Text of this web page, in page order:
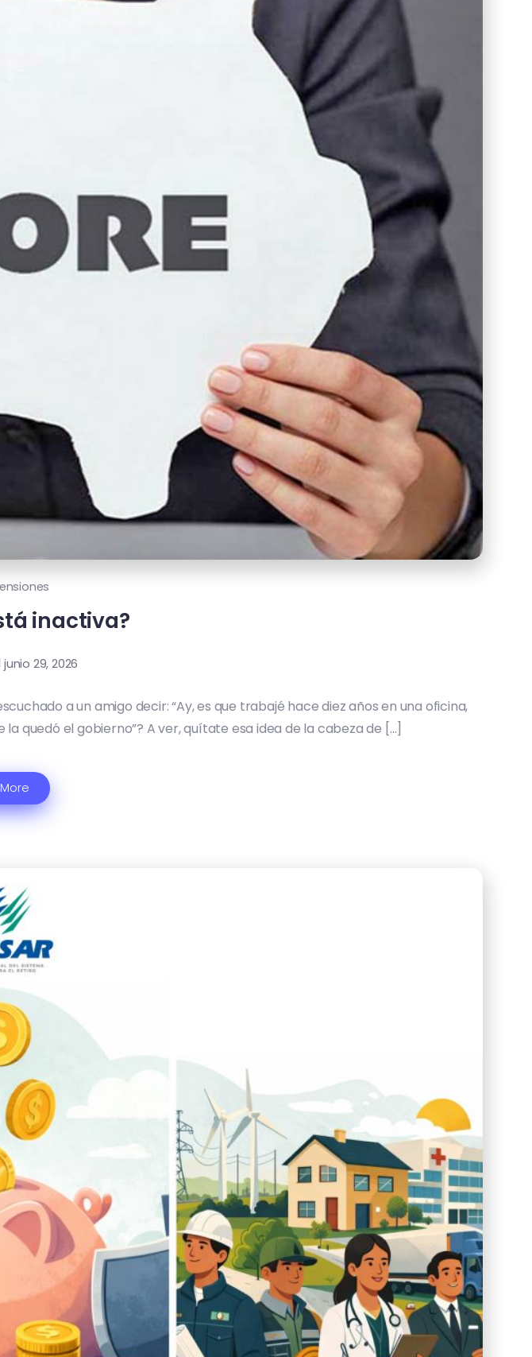
inactiva?
junio 29, 2026
a un amigo decir: “Ay, es que trabajé hace diez años en una oficina,
quedó el gobierno”? A ver, quítate esa idea de la cabeza de […]